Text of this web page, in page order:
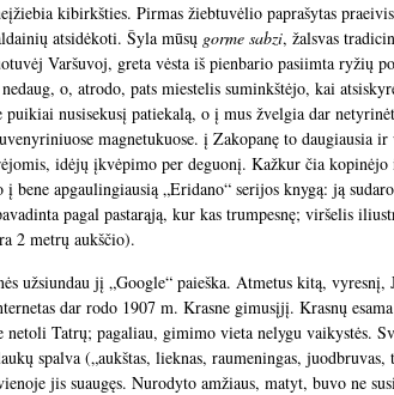
kibirkšties. Pirmas žiebtuvėlio paprašytas
atsidėkoti. Šyla mūsų gorme sabzi, žalsvas
Varšuvoj, greta vėsta iš pienbario pasiimta ryžių
o, atrodo, pats miestelis suminkštėjo, kai
puikiai nusisekusį patiekalą, o į mus žvelgia dar
magnetukuose. į Zakopanę to daugiausia
idėjų įkvėpimo per deguonį. Kažkur čia kopinėjo
bene apgaulingiausią „Eridano“ serijos knygą: ją
pagal pastarąją, kur kas trumpesnę; viršelis
2 metrų aukščio).
užsiundau jį „Google“ paieška. Atmetus kitą,
dar rodo 1907 m. Krasne gimusįjį. Krasnų
netoli Tatrų; pagaliau, gimimo vieta nelygu vaikystės.
spalva („aukštas, lieknas, raumeningas,
jis suaugęs. Nurodyto amžiaus, matyt, buvo ne